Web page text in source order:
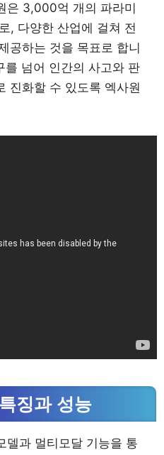
은 3,000억 개의 파라미
, 다양한 산업에 걸쳐 전
공하는 것을 목표로 합니
를 넘어 인간의 사고와 판
진화할 수 있도록 엑사원
징과 성능
델과 멀티모달 기능을 통